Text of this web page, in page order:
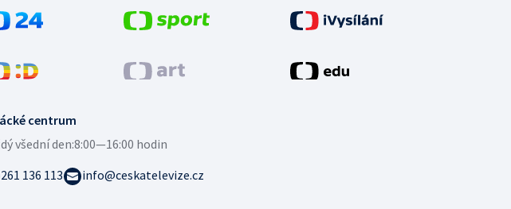
centrum
všední den:8:00—16:00 hodin
261 136 113
info@ceskatelevize.cz